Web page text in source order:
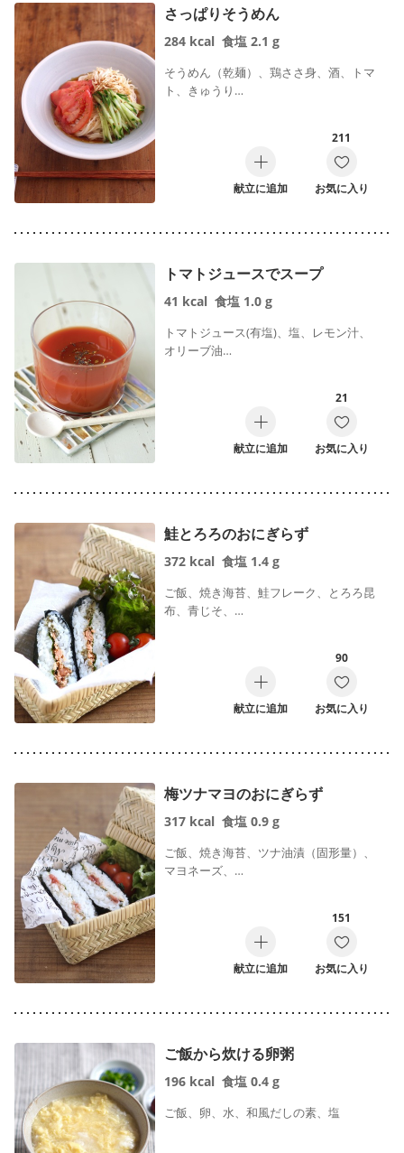
さっぱりそうめん
284 kcal 食塩 2.1 g
そうめん（乾麺）、鶏ささ身、酒、トマ
ト、きゅうり…
献立に追加
211
お気に入り
トマトジュースでスープ
41 kcal 食塩 1.0 g
トマトジュース(有塩)、塩、レモン汁、
オリーブ油…
献立に追加
21
お気に入り
鮭とろろのおにぎらず
372 kcal 食塩 1.4 g
ご飯、焼き海苔、鮭フレーク、とろろ昆
布、青じそ、…
献立に追加
90
お気に入り
梅ツナマヨのおにぎらず
317 kcal 食塩 0.9 g
ご飯、焼き海苔、ツナ油漬（固形量）、
マヨネーズ、…
献立に追加
151
お気に入り
ご飯から炊ける卵粥
196 kcal 食塩 0.4 g
ご飯、卵、水、和風だしの素、塩